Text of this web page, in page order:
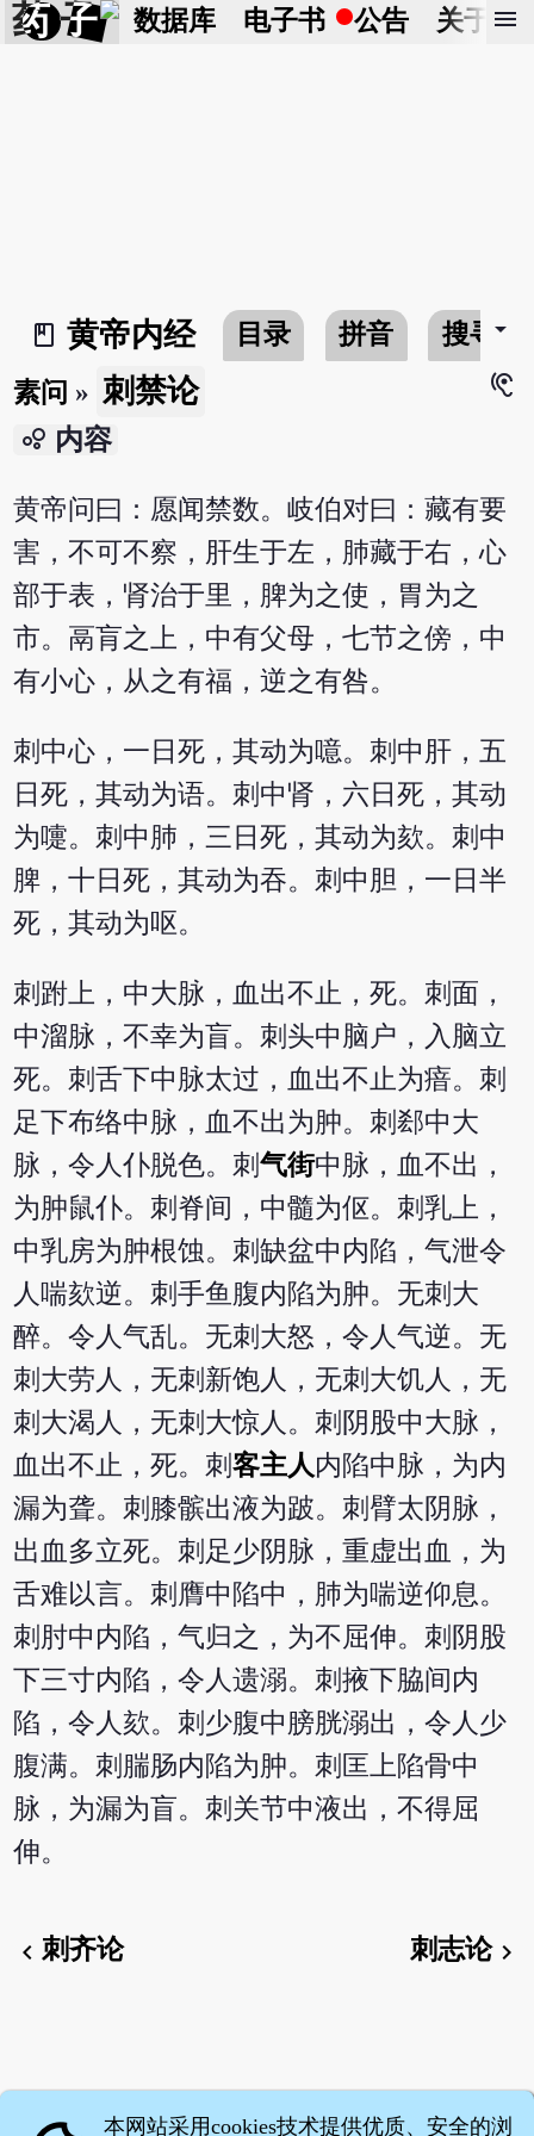
药 子 数据库 电子书 公告 关于 menu
book_2
黄帝内经 目录 拼音 搜寻arrow_drop_down
素问 » 刺禁论
hearing
bubble_chart 内容
黄帝问曰：愿闻禁数。岐伯对曰：藏有要
害，不可不察，肝生于左，肺藏于右，心
部于表，肾治于里，脾为之使，胃为之
市。鬲肓之上，中有父母，七节之傍，中
有小心，从之有福，逆之有咎。
刺中心，一日死，其动为噫。刺中肝，五
日死，其动为语。刺中肾，六日死，其动
为嚏。刺中肺，三日死，其动为欬。刺中
脾，十日死，其动为吞。刺中胆，一日半
死，其动为呕。
刺跗上，中大脉，血出不止，死。刺面，
中溜脉，不幸为盲。刺头中脑户，入脑立
死。刺舌下中脉太过，血出不止为瘖。刺
足下布络中脉，血不出为肿。刺郄中大
脉，令人仆脱色。刺气街中脉，血不出，
为肿鼠仆。刺脊间，中髓为伛。刺乳上，
中乳房为肿根蚀。刺缺盆中内陷，气泄令
人喘欬逆。刺手鱼腹内陷为肿。无刺大
醉。令人气乱。无刺大怒，令人气逆。无
刺大劳人，无刺新饱人，无刺大饥人，无
刺大渴人，无刺大惊人。刺阴股中大脉，
血出不止，死。刺客主人内陷中脉，为内
漏为聋。刺膝髌出液为跛。刺臂太阴脉，
出血多立死。刺足少阴脉，重虚出血，为
舌难以言。刺膺中陷中，肺为喘逆仰息。
刺肘中内陷，气归之，为不屈伸。刺阴股
下三寸内陷，令人遗溺。刺掖下脇间内
陷，令人欬。刺少腹中膀胱溺出，令人少
腹满。刺腨肠内陷为肿。刺匡上陷骨中
脉，为漏为盲。刺关节中液出，不得屈
伸。
chevron_left刺齐论 刺志论chevron_right
本网站采用cookies技术提供优质、安全的浏